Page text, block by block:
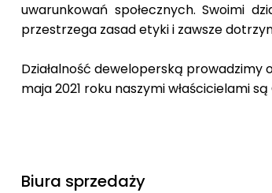
uwarunkowań społecznych. Swoimi
przestrzega zasad etyki i zawsze
Działalność deweloperską prowadzimy
maja 2021 roku naszymi właścicielami
Biura sprzedaży